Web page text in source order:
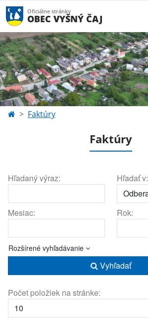
Oficiálne stránky
OBEC VYŠNÝ ČAJ
Faktúry
Faktúry
Hľadaný výraz: Hľadať v:
Mesiac: Rok:
Rozšírené vyhľadávanie
Vyhľadať
Počet položiek na stránke: